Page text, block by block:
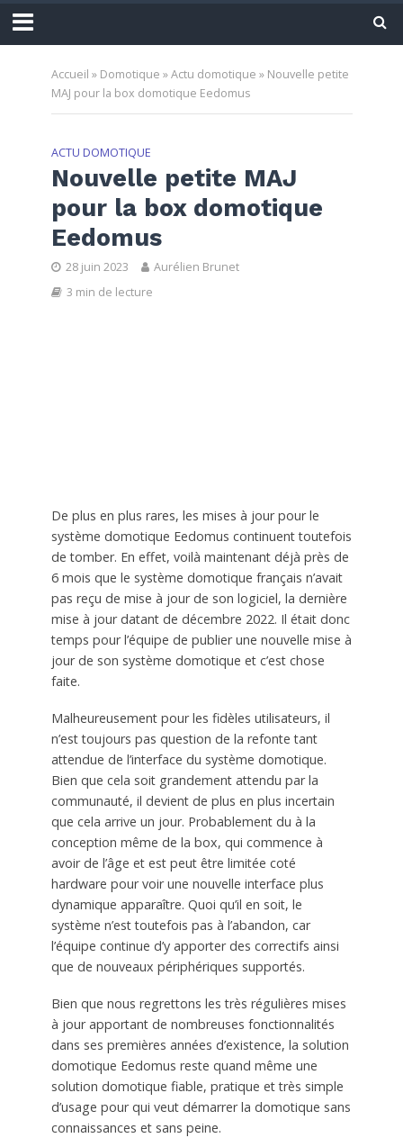
Accueil » Domotique »Actu domotique » Nouvelle petite
MAJ pour la box domotique Eedomus
ACTU DOMOTIQUE
Nouvelle petite MAJ
pour la box domotique
Eedomus
28 juin 2023
Aurélien Brunet
3 min de lecture
De plus en plus rares, les mises à jour pour le
système domotique Eedomus continuent toutefois
de tomber. En effet, voilà maintenant déjà près de
6 mois que le système domotique français n’avait
pas reçu de mise à jour de son logiciel, la dernière
mise à jour datant de décembre 2022. Il était donc
temps pour l’équipe de publier une nouvelle mise à
jour de son système domotique et c’est chose
faite.
Malheureusement pour les fidèles utilisateurs, il
n’est toujours pas question de la refonte tant
attendue de l’interface du système domotique.
Bien que cela soit grandement attendu par la
communauté, il devient de plus en plus incertain
que cela arrive un jour. Probablement du à la
conception même de la box, qui commence à
avoir de l’âge et est peut être limitée coté
hardware pour voir une nouvelle interface plus
dynamique apparaître. Quoi qu’il en soit, le
système n’est toutefois pas à l’abandon, car
l’équipe continue d’y apporter des correctifs ainsi
que de nouveaux périphériques supportés.
Bien que nous regrettons les très régulières mises
à jour apportant de nombreuses fonctionnalités
dans ses premières années d’existence, la solution
domotique Eedomus reste quand même une
solution domotique fiable, pratique et très simple
d’usage pour qui veut démarrer la domotique sans
connaissances et sans peine.